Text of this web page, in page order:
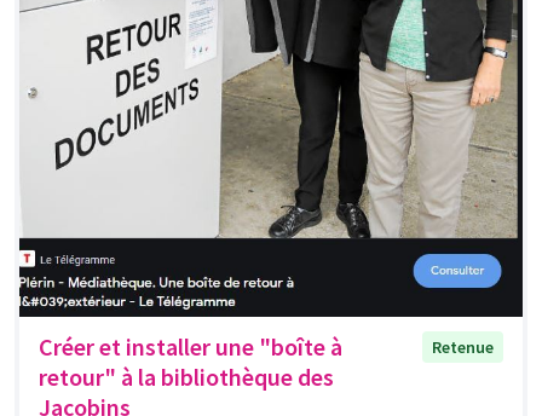
Créer et installer une "boîte à
retour" à la bibliothèque des
Jacobins
Retenue